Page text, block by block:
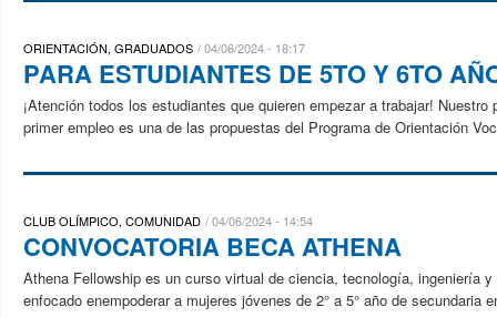
ORIENTACIÓN, GRADUADOS 04/06/2024 - 18:17
PARA ESTUDIANTES DE 5TO Y 6TO
¡Atención todos los estudiantes que quieren empezar a trabajar!
primer empleo es una de las propuestas del Programa de Orientación
CLUB OLÍMPICO, COMUNIDAD 04/06/2024 - 14:54
CONVOCATORIA BECA ATHENA
Athena Fellowship es un curso virtual de ciencia, tecnología, ingeniería
enfocado enempoderar a mujeres jóvenes de 2° a 5° año de secundaria